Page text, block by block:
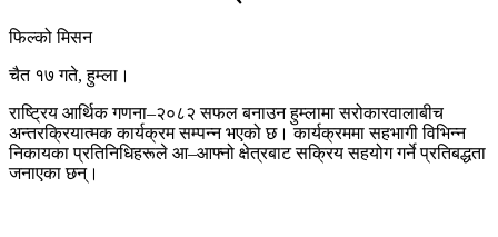
फिल्को मिसन
चैत १७ गते, हुम्ला।
राष्ट्रिय आर्थिक गणना–२०८२ सफल बनाउन हुम्लामा सरोकारवालाबीच
अन्तरक्रियात्मक कार्यक्रम सम्पन्न भएको छ। कार्यक्रममा सहभागी विभिन्न
निकायका प्रतिनिधिहरूले आ–आफ्नो क्षेत्रबाट सक्रिय सहयोग गर्ने प्रतिबद्धता
जनाएका छन्।